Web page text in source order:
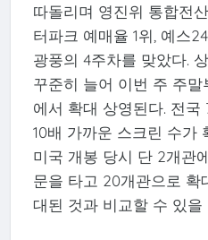
따돌리며 영진위 통합전
터파크 예매율 1위, 예스
광풍의 4주차를 맞았다.
꾸준히 늘어 이번 주 주
에서 확대 상영된다. 전국
10배 가까운 스크린 수가
미국 개봉 당시 단 2개관
문을 타고 20개관으로 확
대된 것과 비교할 수 있을